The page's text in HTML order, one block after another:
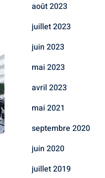
août 2023
juillet 2023
juin 2023
mai 2023
avril 2023
mai 2021
septembre 2020
juin 2020
juillet 2019